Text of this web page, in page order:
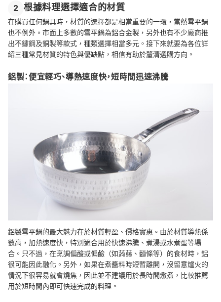
2 根據料理選擇適合的材質
在購買任何鍋具時，材質的選擇都是相當重要的一環，當然雪平鍋
也不例外。市面上多數的雪平鍋為鋁合金製，另外也有不少廠商推
出不鏽鋼及銅製等款式，種類選擇相當多元。接下來就要為各位詳
紹三種常見材質的特色與優缺點，相信有助於釐清選購方向。
鋁製：便宜輕巧、導熱速度快，短時間迅速沸騰
鋁製雪平鍋的最大魅力在於材質輕盈、價格實惠。由於材質導熱係
數高，加熱速度快，特別適合用於快速沸騰、煮湯或水煮蛋等場
合。只不過，在烹調偏酸或偏鹼（如蒟蒻、麵條等）的食材時，鋁
很可能因此融化。另外，如果在煮醬料時短暫離開，沒留意爐火的
情況下很容易就會燒焦，因此並不建議用於長時間燉煮，比較推薦
用於短時間內即可快速完成的料理。